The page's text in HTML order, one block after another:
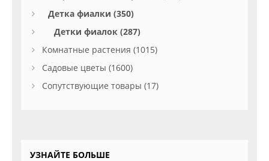
Детка фиалки (350)
Детки фиалок (287)
Комнатные растения (1015)
Садовые цветы (1600)
Сопутствующие товары (17)
УЗНАЙТЕ БОЛЬШЕ